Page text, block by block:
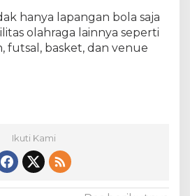
hanya lapangan bola saja
olahraga lainnya seperti
futsal, basket, dan venue
Ikuti Kami